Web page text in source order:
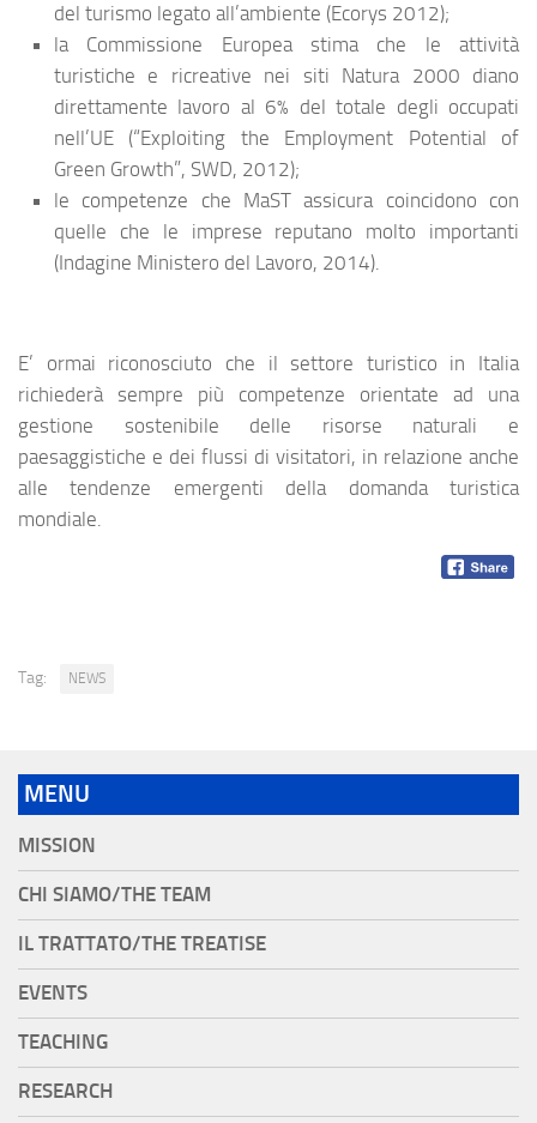
del turismo legato all’ambiente (Ecorys 2012);
la Commissione Europea stima che le attività
turistiche e ricreative nei siti Natura 2000 diano
direttamente lavoro al 6% del totale degli occupati
nell’UE (“Exploiting the Employment Potential of
Green Growth”, SWD, 2012);
le competenze che MaST assicura coincidono con
quelle che le imprese reputano molto importanti
(Indagine Ministero del Lavoro, 2014).
E’ ormai riconosciuto che il settore turistico in Italia
richiederà sempre più competenze orientate ad una
gestione sostenibile delle risorse naturali e
paesaggistiche e dei flussi di visitatori, in relazione anche
alle tendenze emergenti della domanda turistica
mondiale.
Tag: NEWS
MENU
MISSION
CHI SIAMO/THE TEAM
IL TRATTATO/THE TREATISE
EVENTS
TEACHING
RESEARCH